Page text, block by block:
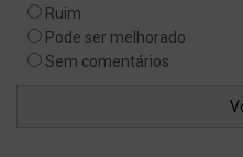
Ruim
Pode ser melhorado
Sem comentários